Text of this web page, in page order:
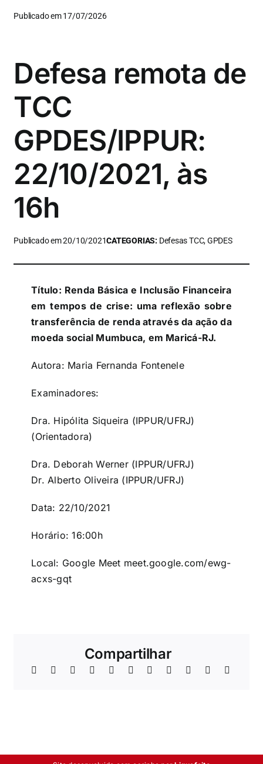
Publicado em 17/07/2026
Defesa remota de
TCC
GPDES/IPPUR:
22/10/2021, às
16h
Publicado em 20/10/2021CATEGORIAS: Defesas TCC, GPDES
Título: Renda Básica e Inclusão Financeira
em tempos de crise: uma reflexão sobre
transferência de renda através da ação da
moeda social Mumbuca, em Maricá-RJ.
Autora: Maria Fernanda Fontenele
Examinadores:
Dra. Hipólita Siqueira (IPPUR/UFRJ)
(Orientadora)
Dra. Deborah Werner (IPPUR/UFRJ)
Dr. Alberto Oliveira (IPPUR/UFRJ)
Data: 22/10/2021
Horário: 16:00h
Local: Google Meet meet.google.com/ewg-
acxs-gqt
Compartilhar